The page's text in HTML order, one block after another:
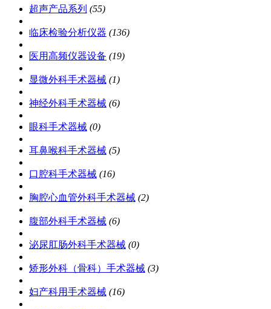
超声产品系列 (55)
临床检验分析仪器 (136)
医用高频仪器设备 (19)
显微外科手术器械 (1)
神经外科手术器械 (6)
眼科手术器械 (0)
耳鼻喉科手术器械 (5)
口腔科手术器械 (16)
胸腔心血管外科手术器械 (2)
腹部外科手术器械 (6)
泌尿肛肠外科手术器械 (0)
矫形外科（骨科）手术器械 (3)
妇产科用手术器械 (16)